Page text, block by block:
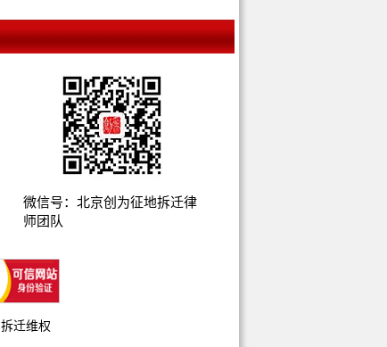
微信号：北京创为征地拆迁律
师团队
拆迁维权